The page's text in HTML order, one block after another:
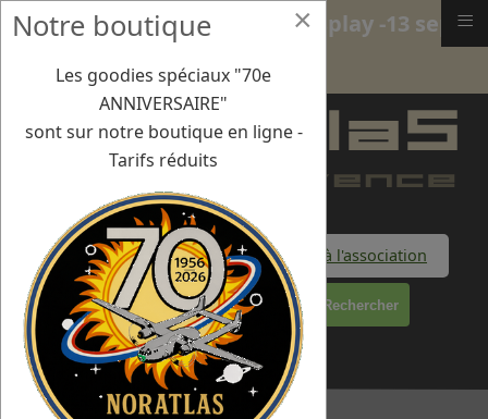
Faire un don à l'association
Rechercher
×
Notre boutique
Les goodies spéciaux "70e
ANNIVERSAIRE"
sont sur notre boutique en ligne -
Tarifs réduits
Jersey - International Air Display -13 sept≡